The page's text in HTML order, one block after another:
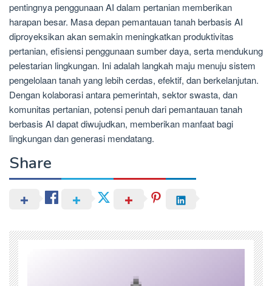
pentingnya penggunaan AI dalam pertanian memberikan
harapan besar. Masa depan pemantauan tanah berbasis AI
diproyeksikan akan semakin meningkatkan produktivitas
pertanian, efisiensi penggunaan sumber daya, serta mendukung
pelestarian lingkungan. Ini adalah langkah maju menuju sistem
pengelolaan tanah yang lebih cerdas, efektif, dan berkelanjutan.
Dengan kolaborasi antara pemerintah, sektor swasta, dan
komunitas pertanian, potensi penuh dari pemantauan tanah
berbasis AI dapat diwujudkan, memberikan manfaat bagi
lingkungan dan generasi mendatang.
Share